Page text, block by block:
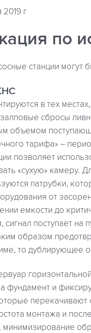
г
по
станции могут
в тех
сбросы
объемом
тарифа» –
позволяет
«сухую» камеру.
патрубки,
от
емкости до
сигнал поступает
образом
то дублирующее
фундамент и
монтажа и
минимизирование